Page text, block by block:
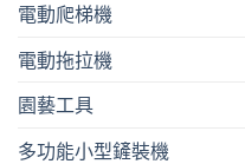
電動爬梯機
電動拖拉機
園藝工具
多功能小型鏟裝機